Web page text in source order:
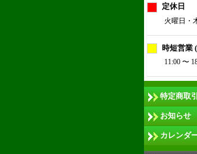
定休日
火曜日・
時短営業
11:00 〜
特定商取
お知らせ
カレンダ